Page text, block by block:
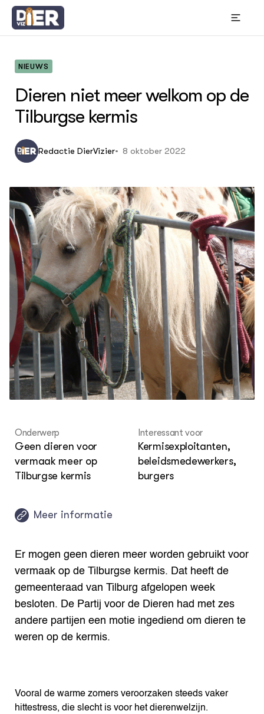
OVER
Thema's
Nieuws
Nieuwsbrief
Agenda
Columns
DIERVIZIER
Over de thema's
Over ons
Contact
COMMUNITY
Digitale ontmoetingsruimte
NIEUWS
Dieren niet meer welkom op de
Tilburgse kermis
Redactie DierVizier 8 oktober 2022
Onderwerp
Geen dieren voor
vermaak meer op
Tilburgse kermis
Interessant voor
Kermisexploitanten,
beleidsmedewerkers,
burgers
Meer informatie
Er mogen geen dieren meer worden gebruikt voor
vermaak op de Tilburgse kermis. Dat heeft de
gemeenteraad van Tilburg afgelopen week
besloten. De Partij voor de Dieren had met zes
andere partijen een motie ingediend om dieren te
weren op de kermis.
Vooral de warme zomers veroorzaken steeds vaker
hittestress, die slecht is voor het dierenwelzijn.